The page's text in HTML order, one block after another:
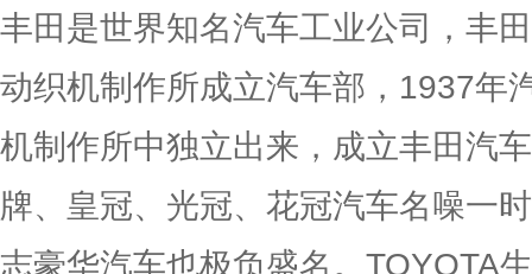
丰田是世界知名汽车工业公司，丰
动织机制作所成立汽车部，1937年
机制作所中独立出来，成立丰田汽
牌、皇冠、光冠、花冠汽车名噪一
志豪华汽车也极负盛名。TOYOTA